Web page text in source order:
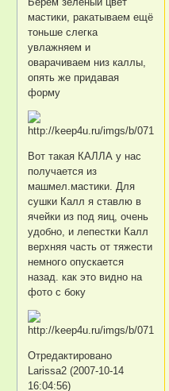
мастики, ракатываем ещё
тоньше слегка
увлажняем и
оварачиваем низ каллы,
опять же придавая
форму
Вот такая КАЛЛА у нас
получается из
машмел.мастики. Для
сушки Калл я ставлю в
ячейки из под яиц, очень
удобно, и лепестки Калл
верхняя часть от тяжести
немного опускается
назад. как это видно на
фото с боку
Отредактировано
Larissa2 (2007-10-14
16:04:56)